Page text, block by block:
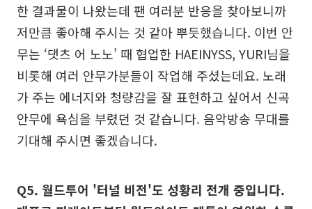
한 결과물이 나왔는데 팬 여러분 반응을 찾아보니까
저만큼 좋아해 주시는 것 같아 뿌듯했습니다. 이번 안
무는 ‘댓츠 어 노노’ 때 협업한 HAEINYSS, YURI님을
비롯해 여러 안무가분들이 작업해 주셨는데요. 노래
가 주는 에너지와 청량감을 잘 표현하고 싶어서 신곡
안무에 욕심을 부렸던 것 같습니다. 음악방송 무대를
기대해 주시면 좋겠습니다.
Q5. 월드투어 '터널 비전'도 성황리 전개 중입니다.